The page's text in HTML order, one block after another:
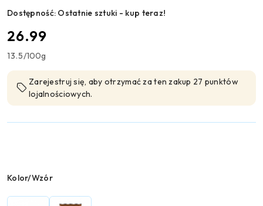
Dostępność: Ostatnie sztuki - kup teraz!
cena:
26.99
13.5/100g
Zarejestruj się, aby otrzymać za ten zakup 27 punktów
lojalnościowych.
Wariant
Kolor/Wzór